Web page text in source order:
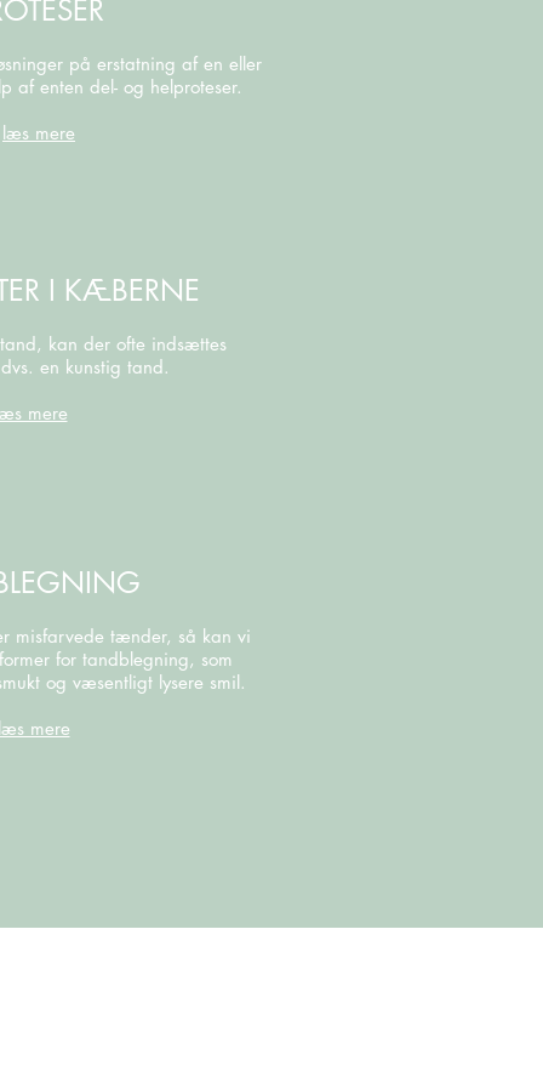
på erstatning af en eller
enten del- og helproteser.
læs mere
I KÆBERNE
kan der ofte indsættes
en kunstig tand.
mere
misfarvede tænder, så kan vi
for tandblegning, som
og væsentligt lysere smil.
mere